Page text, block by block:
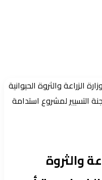
الزراعة والثروة الحيوانية
التسيير لمشروع استدامة
والثروة